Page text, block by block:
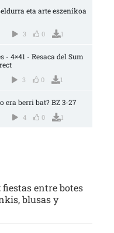
eta arte eszenikoa
3 0 1
- 4×41 - Resaca del Sum
3 0 1
era berri bat? BZ 3-27
4 0 1
fiestas entre botes
blusas y